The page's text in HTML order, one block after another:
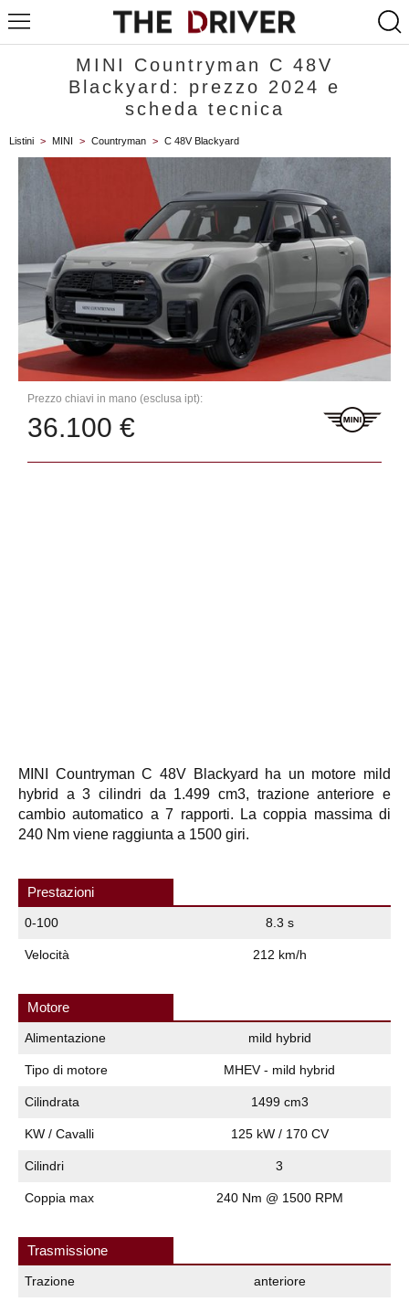
MINI Countryman C 48V
Blackyard: prezzo 2024 e
scheda tecnica
Listini > MINI > Countryman > C 48V Blackyard
Prezzo chiavi in mano (esclusa ipt):
36.100 €
MINI Countryman C 48V Blackyard ha un motore mild
hybrid a 3 cilindri da 1.499 cm3, trazione anteriore e
cambio automatico a 7 rapporti. La coppia massima di
240 Nm viene raggiunta a 1500 giri.
Prestazioni
0-100 8.3 s
Velocità 212 km/h
Motore
Alimentazione mild hybrid
Tipo di motore MHEV - mild hybrid
Cilindrata 1499 cm3
KW / Cavalli 125 kW / 170 CV
Cilindri 3
Coppia max 240 Nm @ 1500 RPM
Trasmissione
Trazione anteriore